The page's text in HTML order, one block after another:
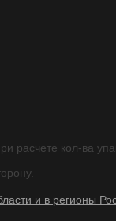
расчете кол-ва
и в регионы